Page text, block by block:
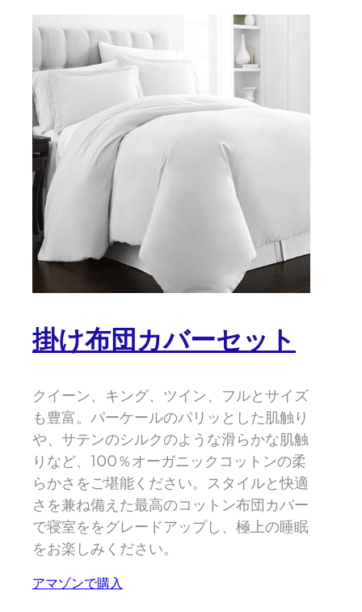
掛け布団カバーセット
クイーン、キング、ツイン、フルとサイズ
も豊富。パーケールのパリッとした肌触り
や、サテンのシルクのような滑らかな肌触
りなど、100％オーガニックコットンの柔
らかさをご堪能ください。スタイルと快適
さを兼ね備えた最高のコットン布団カバー
で寝室ををグレードアップし、極上の睡眠
をお楽しみください。
アマゾンで購入